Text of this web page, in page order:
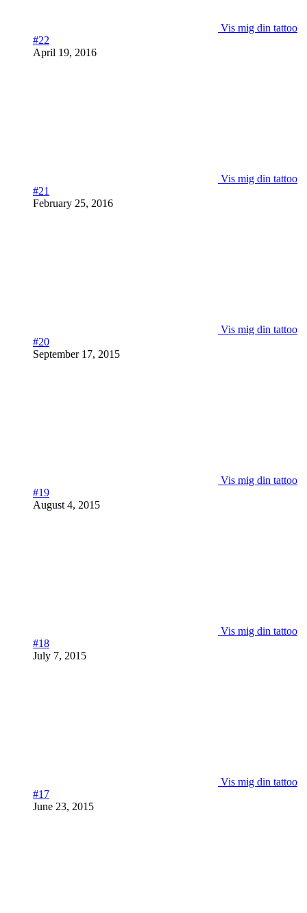
Vis mig din tattoo
#22
April 19, 2016
Vis mig din tattoo
#21
February 25, 2016
Vis mig din tattoo
#20
September 17, 2015
Vis mig din tattoo
#19
August 4, 2015
Vis mig din tattoo
#18
July 7, 2015
Vis mig din tattoo
#17
June 23, 2015